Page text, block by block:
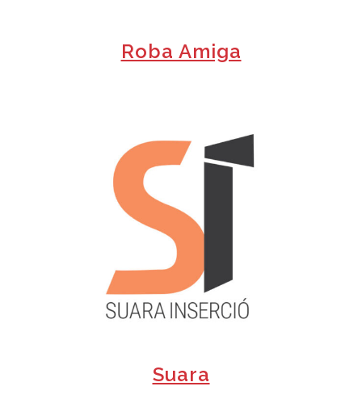
Roba Amiga
+
Suara